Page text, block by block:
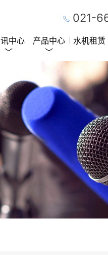
021-
中心 产品中心 水机租赁